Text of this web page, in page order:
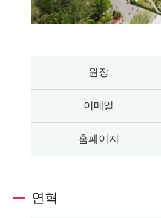
원장
이메일
홈페이지
연혁